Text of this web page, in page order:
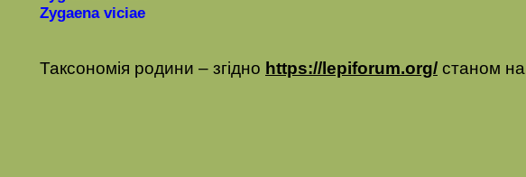
Zygaena viciae
Таксономія родини – згідно https://lepiforum.org/ станом на